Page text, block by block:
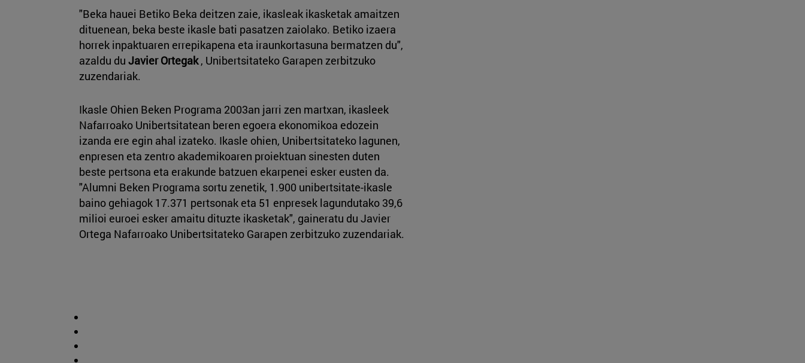
"Beka hauei Betiko Beka deitzen zaie, ikasleak ikasketak amaitzen
dituenean, beka beste ikasle bati pasatzen zaiolako. Betiko izaera
horrek inpaktuaren errepikapena eta iraunkortasuna bermatzen du",
azaldu du Javier Ortegak, Unibertsitateko Garapen zerbitzuko
zuzendariak.
Ikasle Ohien Beken Programa 2003an jarri zen martxan, ikasleek
Nafarroako Unibertsitatean beren egoera ekonomikoa edozein
izanda ere egin ahal izateko. Ikasle ohien, Unibertsitateko lagunen,
enpresen eta zentro akademikoaren proiektuan sinesten duten
beste pertsona eta erakunde batzuen ekarpenei esker eusten da.
"Alumni Beken Programa sortu zenetik, 1.900 unibertsitate-ikasle
baino gehiagok 17.371 pertsonak eta 51 enpresek lagundutako 39,6
milioi euroei esker amaitu dituzte ikasketak", gaineratu du Javier
Ortega Nafarroako Unibertsitateko Garapen zerbitzuko zuzendariak.​